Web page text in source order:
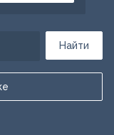
Найти